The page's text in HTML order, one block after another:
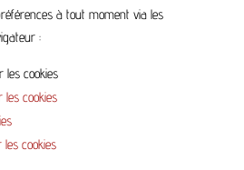
à tout moment via les
:
les cookies
les cookies
les cookies